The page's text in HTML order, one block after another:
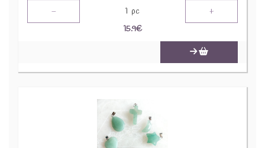
- 1 pc +
15.9€